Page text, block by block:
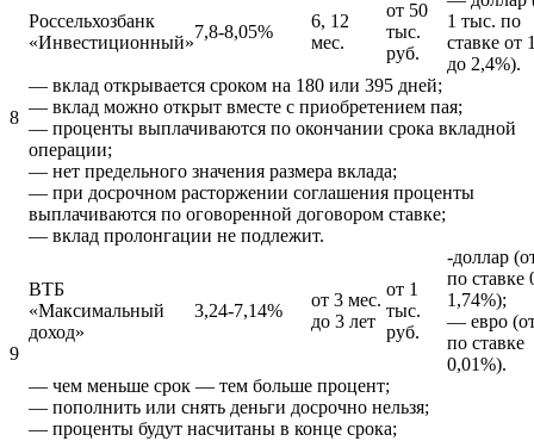
8
Россельхозбанк
«Инвестиционный»
7,8-8,05%
6, 12
мес.
от 50
тыс.
руб.
1 тыс. по
ставке от
до 2,4%).
— вклад открывается сроком на 180 или 395 дней;
— вклад можно открыт вместе с приобретением пая;
— проценты выплачиваются по окончании срока вкладной
операции;
— нет предельного значения размера вклада;
— при досрочном расторжении соглашения проценты
выплачиваются по оговоренной договором ставке;
— вклад пролонгации не подлежит.
9
ВТБ
«Максимальный
доход»
3,24-7,14%
от 3 мес.
до 3 лет
от 1
тыс.
руб.
-доллар
по ставке
1,74%);
— евро
по ставке
0,01%).
— чем меньше срок — тем больше процент;
— пополнить или снять деньги досрочно нельзя;
— проценты будут насчитаны в конце срока;